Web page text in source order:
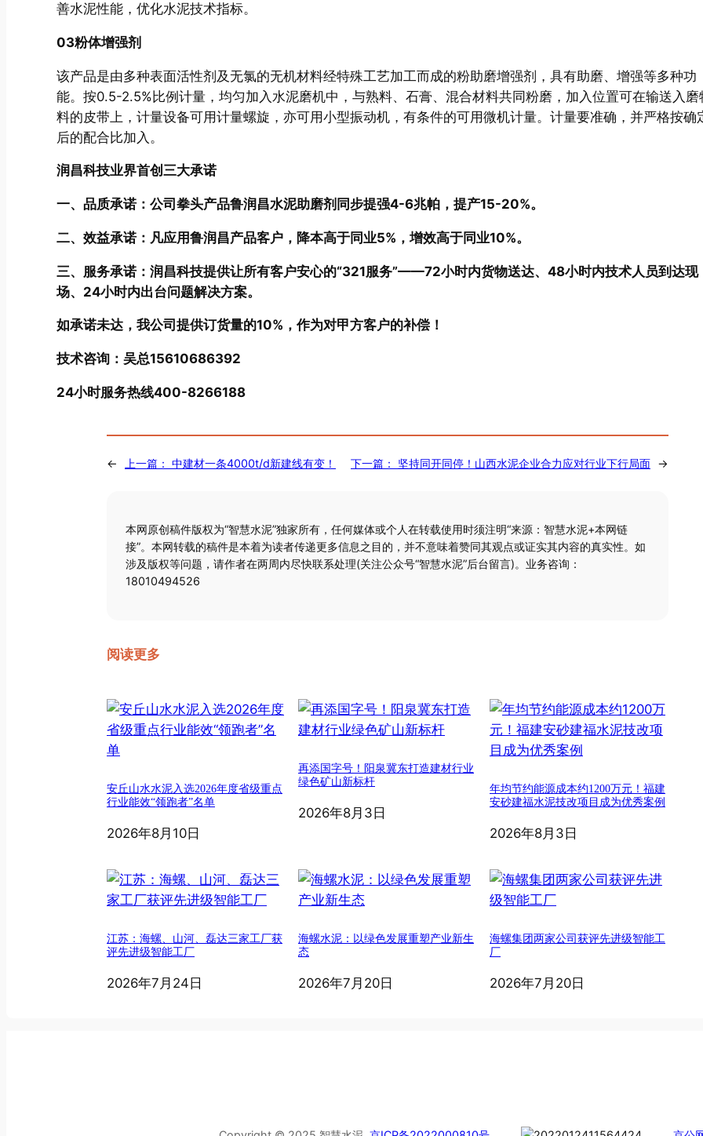
善水泥性能，优化水泥技术指标。
03粉体增强剂
该产品是由多种表面活性剂及无氯的无机材料经特殊工艺加工而成的粉助磨增强剂，具有助磨、增强等多种功
能。按0.5-2.5%比例计量，均匀加入水泥磨机中，与熟料、石膏、混合材料共同粉磨，加入位置可在输送入磨
料的皮带上，计量设备可用计量螺旋，亦可用小型振动机，有条件的可用微机计量。计量要准确，并严格按确
后的配合比加入。
润昌科技业界首创三大承诺
一、品质承诺：公司拳头产品鲁润昌水泥助磨剂同步提强4-6兆帕，提产15-20%。
二、效益承诺：凡应用鲁润昌产品客户，降本高于同业5%，增效高于同业10%。
三、服务承诺：润昌科技提供让所有客户安心的“321服务”——72小时内货物送达、48小时内技术人员到达现
场、24小时内出台问题解决方案。
如承诺未达，我公司提供订货量的10%，作为对甲方客户的补偿！
技术咨询：吴总15610686392
24小时服务热线400-8266188
← 上一篇： 中建材一条4000t/d新建线有变！ 下一篇： 坚持同开同停！山西水泥企业合力应对行业下行局面 →
本网原创稿件版权为“智慧水泥”独家所有，任何媒体或个人在转载使用时须注明“来源：智慧水泥+本网链
接”。本网转载的稿件是本着为读者传递更多信息之目的，并不意味着赞同其观点或证实其内容的真实性。如
涉及版权等问题，请作者在两周内尽快联系处理(关注公众号“智慧水泥”后台留言)。业务咨询：
18010494526
阅读更多
安丘山水水泥入选2026年度省级重点
行业能效“领跑者”名单
2026年8月10日
再添国字号！阳泉冀东打造建材行业
绿色矿山新标杆
2026年8月3日
年均节约能源成本约1200万元！福建
安砂建福水泥技改项目成为优秀案例
2026年8月3日
江苏：海螺、山河、磊达三家工厂获
评先进级智能工厂
2026年7月24日
海螺水泥：以绿色发展重塑产业新生
态
2026年7月20日
海螺集团两家公司获评先进级智能工
厂
2026年7月20日